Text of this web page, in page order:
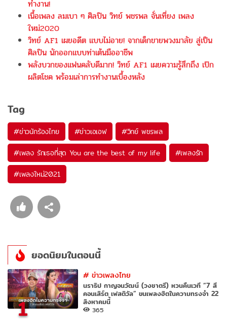
ทำงาน!
เนื้อเพลง ลมเบา ๆ ศิลปิน วิทย์ พชรพล จั่นเที่ยง เพลง
ใหม่2020
วิทย์ AF1 เผยอดีต แบบไม่อาย! จากเด็กขายพวงมาลัย สู่เป็น
ศิลปิน นักออกแบบท่าเต้นมืออาชีพ
พลังบวกของแฟนคลับดีมาก! วิทย์ AF1 เผยความรู้สึกถึง เป๊ก
ผลิตโชค พร้อมเล่าการทำงานเบื้องหลัง
Tag
#ข่าวนักร้องไทย #ข่าวเอเอฟ #วิทย์ พชรพล
#เพลง รักเธอที่สุด You are the best of my life #เพลงรัก
#เพลงใหม่2021
ยอดนิยมในตอนนี้
1
#ข่าวเพลงไทย
นราธิป กาญจนวัฒน์ (วงชาตรี) หวนคืนเวที “7 สี
คอนเสิร์ต เฟสติวัล” ขนเพลงฮิตในความทรงจำ 22
สิงหาคมนี้
365